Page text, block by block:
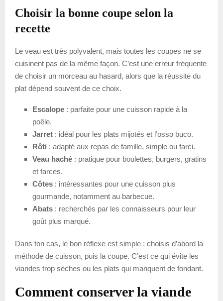
Choisir la bonne coupe selon la
recette
Le veau est très polyvalent, mais toutes les coupes ne se
cuisinent pas de la même façon. C’est une erreur fréquente
de choisir un morceau au hasard, alors que la réussite du
plat dépend souvent de ce choix.
Escalope : parfaite pour une cuisson rapide à la
poêle.
Jarret : idéal pour les plats mijotés et l’osso buco.
Rôti : adapté aux repas de famille, simple ou farci.
Veau haché : pratique pour boulettes, burgers, gratins
et farces.
Côtes : intéressantes pour une cuisson plus
gourmande, notamment au barbecue.
Abats : recherchés par les connaisseurs pour leur
goût plus marqué.
Dans ton cas, le bon réflexe est simple : choisis d’abord la
méthode de cuisson, puis la coupe. C’est ce qui évite les
viandes trop sèches ou les plats qui manquent de fondant.
Comment conserver la viande